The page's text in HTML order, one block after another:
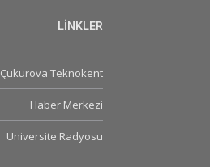
LİNKLER
Çukurova Teknokent
Haber Merkezi
Üniversite Radyosu